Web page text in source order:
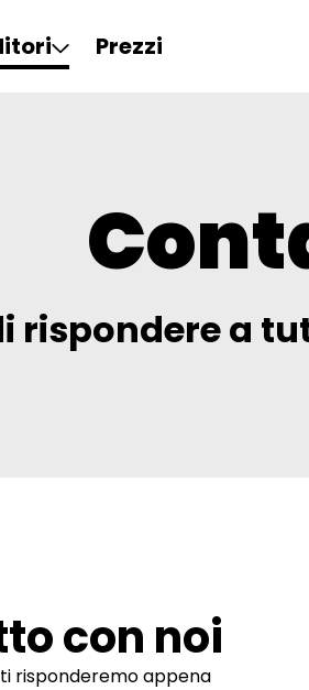
Prezzi
rispondere a
con noi
risponderemo appena